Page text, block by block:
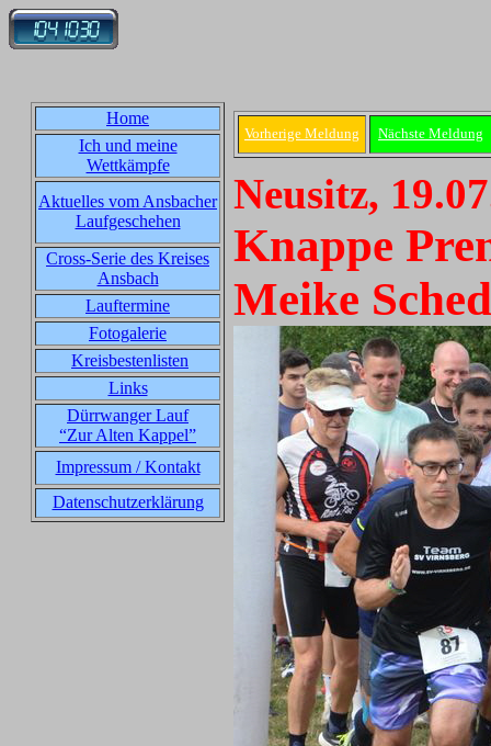
Home
Ich und meine
Wettkämpfe
Aktuelles vom Ansbacher
Laufgeschehen
Cross-Serie des Kreises
Ansbach
Lauftermine
Fotogalerie
Kreisbestenlisten
Links
Dürrwanger Lauf
“Zur Alten Kappel”
Impressum / Kontakt
Datenschutzerklärung
Vorherige Meldung Nächste Meldung
Neusitz,
Knappe
Meike